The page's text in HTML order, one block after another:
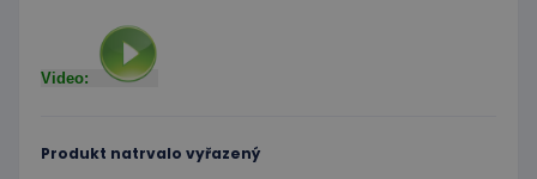
Video:
Produkt natrvalo vyřazený